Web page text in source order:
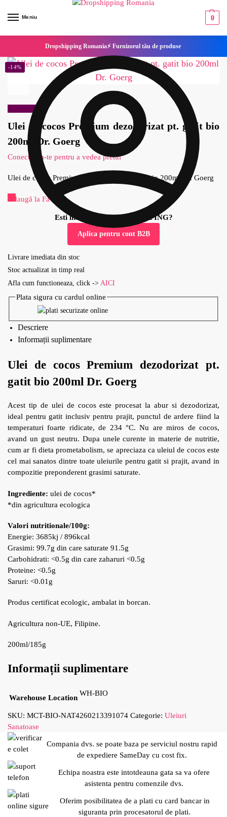
Meniu 0
Dropshipping Romania⚡ Furnizorul tău de produse
Reduceri!
Ulei de cocos Premium dezodorizat pt. gatit bio
200ml Dr. Goerg
Conecteaza-te pentru a vedea pretul
-14%
Ulei de cocos Premium dezodorizat pt. gatit bio 200ml Dr. Goerg
Adaugă la Favorite
Esti interesat de DROPSHIPPING?
Aplica pentru cont B2B
Livrare imediata din stoc
Stoc actualizat in timp real
Afla cum functioneaza, click -> AICI
Plata sigura cu cardul online
Descriere
Informații suplimentare
Ulei de cocos Premium dezodorizat pt.
gatit bio 200ml Dr. Goerg
Acest tip de ulei de cocos este procesat la abur si dezodorizat,
ideal pentru gatit inclusiv pentru prajit, punctul de ardere fiind la
temperaturi foarte ridicate, de 234 °C. Nu are miros de cocos,
avand un gust neutru. Dupa unele curente in materie de nutritie,
cum ar fi dieta prometabolism, se apreciaza ca uleiul de cocos este
cel mai sanatos dintre toate uleiurile pentru gatit si prajit, avand in
compozitie preponderent grasimi saturate.
Ingrediente: ulei de cocos*
*din agricultura ecologica
Valori nutritionale/100g:
Energie: 3685kj / 896kcal
Grasimi: 99.7g din care saturate 91.5g
Carbohidrati: <0.5g din care zaharuri <0.5g
Proteine: <0.5g
Saruri: <0.01g
Produs certificat ecologic, ambalat in borcan.
Agricultura non-UE, Filipine.
200ml/185g
Informații suplimentare
Warehouse Location
WH-BIO
SKU: MCT-BIO-NAT4260213391074 Categorie: Uleiuri
Sanatoase
Compania dvs. se poate baza pe serviciul nostru rapid
de expediere SameDay cu cost fix.
Echipa noastra este intotdeauna gata sa va ofere
asistenta pentru comenzile dvs.
Oferim posibilitatea de a plati cu card bancar in
siguranta prin procesatorul de plati.